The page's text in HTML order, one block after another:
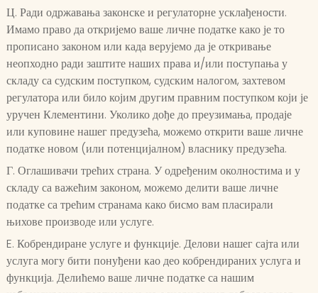
Ц. Ради одржавања законске и регулаторне усклађености.
Имамо право да откријемо ваше личне податке како је то
прописано законом или када верујемо да је откривање
неопходно ради заштите наших права и/или поступања у
складу са судским поступком, судским налогом, захтевом
регулатора или било којим другим правним поступком који је
уручен Клементини. Уколико дође до преузимања, продаје
или куповине нашег предузећа, можемо открити ваше личне
податке новом (или потенцијалном) власнику предузећа.
Г. Оглашивачи трећих страна. У одређеним околностима и у
складу са важећим законом, можемо делити ваше личне
податке са трећим странама како бисмо вам пласирали
њихове производе или услуге.
E. Кобрендиране услуге и функције. Делови нашег сајта или
услуга могу бити понуђени као део кобрендираних услуга и
функција. Делићемо ваше личне податке са нашим